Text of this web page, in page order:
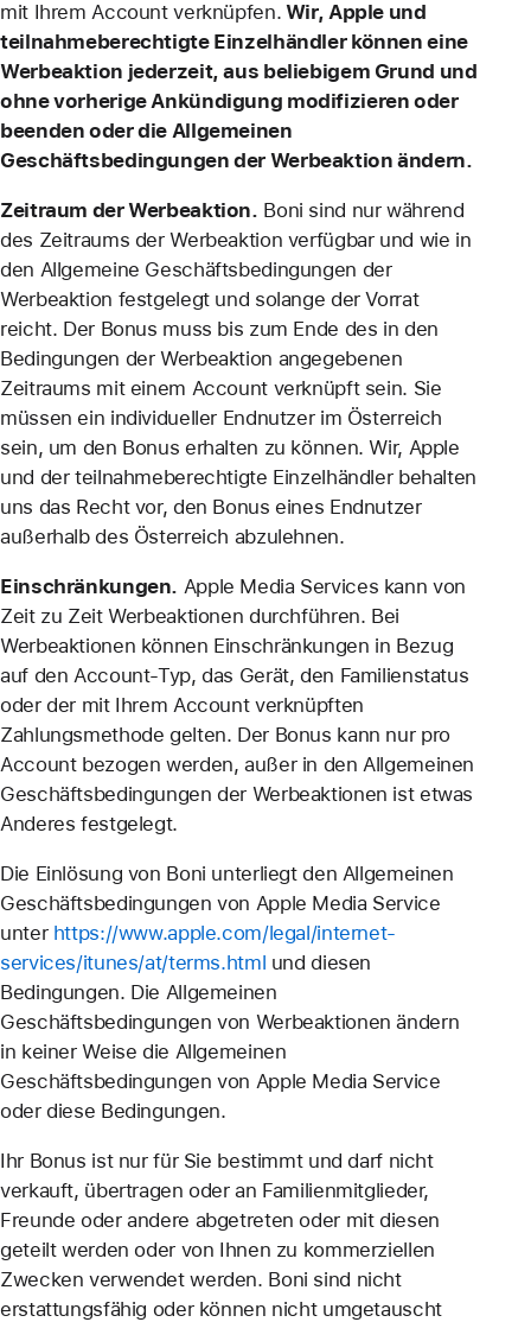
mit Ihrem Account verknüpfen. Wir, Apple und
teilnahmeberechtigte Einzelhändler können eine
Werbeaktion jederzeit, aus beliebigem Grund und
ohne vorherige Ankündigung modifizieren oder
beenden oder die Allgemeinen
Geschäftsbedingungen der Werbeaktion ändern.
Zeitraum der Werbeaktion. Boni sind nur während
des Zeitraums der Werbeaktion verfügbar und wie in
den Allgemeine Geschäftsbedingungen der
Werbeaktion festgelegt und solange der Vorrat
reicht. Der Bonus muss bis zum Ende des in den
Bedingungen der Werbeaktion angegebenen
Zeitraums mit einem Account verknüpft sein. Sie
müssen ein individueller Endnutzer im Österreich
sein, um den Bonus erhalten zu können. Wir, Apple
und der teilnahmeberechtigte Einzelhändler behalten
uns das Recht vor, den Bonus eines Endnutzer
außerhalb des Österreich abzulehnen.
Einschränkungen. Apple Media Services kann von
Zeit zu Zeit Werbeaktionen durchführen. Bei
Werbeaktionen können Einschränkungen in Bezug
auf den Account-Typ, das Gerät, den Familienstatus
oder der mit Ihrem Account verknüpften
Zahlungsmethode gelten. Der Bonus kann nur pro
Account bezogen werden, außer in den Allgemeinen
Geschäftsbedingungen der Werbeaktionen ist etwas
Anderes festgelegt.
Die Einlösung von Boni unterliegt den Allgemeinen
Geschäftsbedingungen von Apple Media Service
unter https://www.apple.com/legal/internet-
services/itunes/at/terms.html und diesen
Bedingungen. Die Allgemeinen
Geschäftsbedingungen von Werbeaktionen ändern
in keiner Weise die Allgemeinen
Geschäftsbedingungen von Apple Media Service
oder diese Bedingungen.
Ihr Bonus ist nur für Sie bestimmt und darf nicht
verkauft, übertragen oder an Familienmitglieder,
Freunde oder andere abgetreten oder mit diesen
geteilt werden oder von Ihnen zu kommerziellen
Zwecken verwendet werden. Boni sind nicht
erstattungsfähig oder können nicht umgetauscht